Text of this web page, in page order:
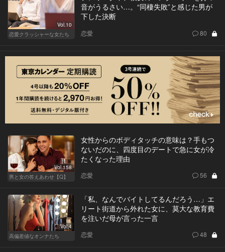
Vol.10
恋愛クラッシャーな女たち
音がうるさい…。“同棲失敗”と感じた男が
下した決断
恋愛 80
Vol.158
男と女の答えあわせ【Q】
女性からのボディタッチの意味は？手もつ
ないだのに、四度目のデートで急に女が冷
たくなった理由
恋愛 56
Vol.4
高偏差値なオンナたち
「私、なんでバイトしてるんだろう…」エ
リート街道から外れた女に、莫大な教育費
を注いだ母が言った一言
恋愛 48